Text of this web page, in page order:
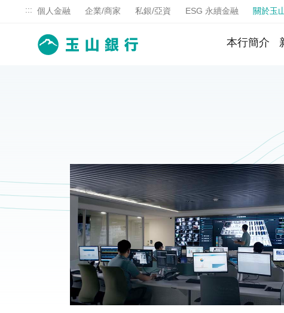
::: 個人金融 企業/商家 私銀/亞資 ESG 永續金融 關於玉
本行簡介